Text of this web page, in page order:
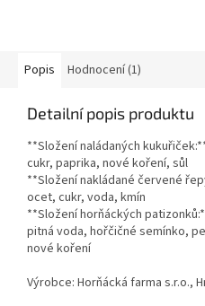
Popis Hodnocení (1)
Detailní popis produktu
**Složení naládaných
cukr, paprika, nové koření, sůl
**Složení nakládané červené
ocet, cukr, voda, kmín
**Složení horňáckých
pitná voda, hořčičné semínko,
nové koření
Výrobce: Horňácká farma s.r.o.,